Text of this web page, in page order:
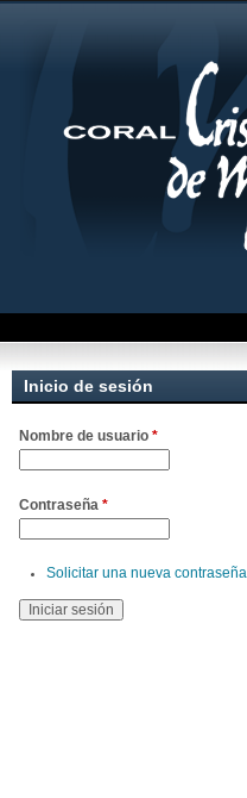
Inicio de sesión
Nombre de usuario *
Contraseña *
Solicitar una nueva contraseña